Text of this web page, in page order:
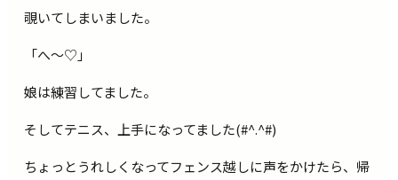
覗いてしまいました。
「へ～♡」
娘は練習してました。
そしてテニス、上手になってました(#^.^#)
ちょっとうれしくなってフェンス越しに声をかけたら、帰